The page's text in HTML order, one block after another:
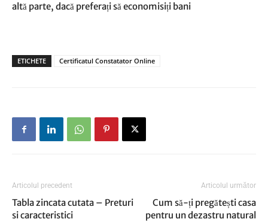
altă parte, dacă preferați să economisiți bani
ETICHETE Certificatul Constatator Online
Articolul precedent
Tabla zincata cutata – Preturi
si caracteristici
Articolul următor
Cum să-ți pregătești casa
pentru un dezastru natural